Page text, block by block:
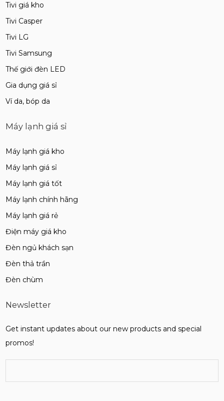
Tivi giá kho
Tivi Casper
Tivi LG
Tivi Samsung
Thế giới đèn LED
Gia dụng giá sỉ
Ví da, bóp da
Máy lạnh giá sỉ
Máy lạnh giá kho
Máy lạnh giá sỉ
Máy lạnh giá tốt
Máy lạnh chính hãng
Máy lạnh giá rẻ
Điện máy giá kho
Đèn ngủ khách sạn
Đèn thả trần
Đèn chùm
Newsletter
Get instant updates about our new products and special
promos!